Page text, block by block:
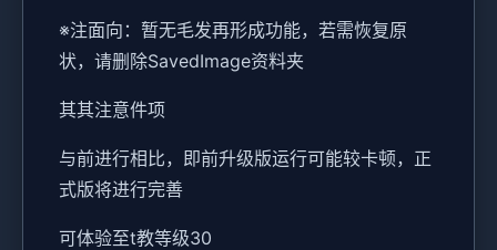
※注面向 ：暂无毛发再形成功能，若需恢复原
状，请删除SavedImage资料夹
其其注意件项
与前进行相比，即前升级版运行可能较卡顿，正
式版将进行完善
可体验至t教等级30